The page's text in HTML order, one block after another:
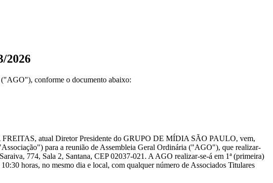
2026
conforme o documento abaixo:
atual Diretor Presidente do GRUPO DE MÍDIA SÃO PAULO, vem,
para a reunião de Assembleia Geral Ordinária ("AGO"), que realizar-
774, Sala 2, Santana, CEP 02037-021. A AGO realizar-se-á em 1ª (primeira)
horas, no mesmo dia e local, com qualquer número de Associados Titulares